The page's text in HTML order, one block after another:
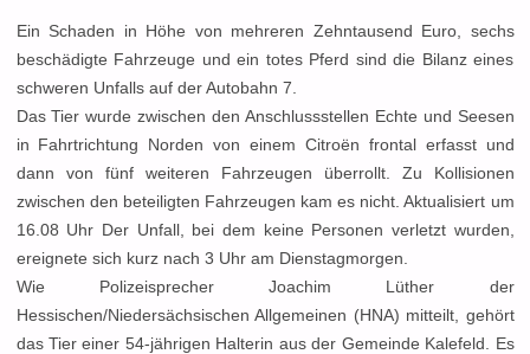
Ein Schaden in Höhe von mehreren Zehntausend Euro, sechs
beschädigte Fahrzeuge und ein totes Pferd sind die Bilanz eines
schweren Unfalls auf der Autobahn 7.
Das Tier wurde zwischen den Anschlussstellen Echte und Seesen
in Fahrtrichtung Norden von einem Citroën frontal erfasst und
dann von fünf weiteren Fahrzeugen überrollt. Zu Kollisionen
zwischen den beteiligten Fahrzeugen kam es nicht. Aktualisiert um
16.08 Uhr Der Unfall, bei dem keine Personen verletzt wurden,
ereignete sich kurz nach 3 Uhr am Dienstagmorgen.
Wie Polizeisprecher Joachim Lüther der
Hessischen/Niedersächsischen Allgemeinen (HNA) mitteilt, gehört
das Tier einer 54-jährigen Halterin aus der Gemeinde Kalefeld. Es